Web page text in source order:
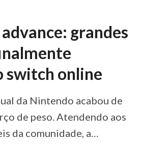
switch online
da Nintendo acabou de
de peso. Atendendo aos
da comunidade, a